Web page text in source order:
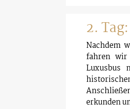
2.
Nachdem
fahren
Luxusbus
erkunden